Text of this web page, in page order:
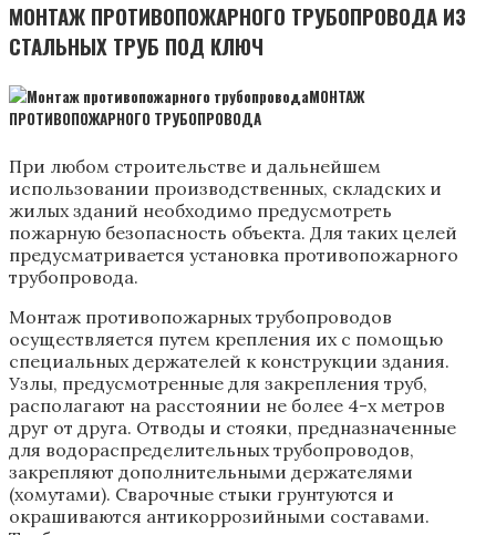
МОНТАЖ ПРОТИВОПОЖАРНОГО ТРУБОПРОВОДА ИЗ
СТАЛЬНЫХ ТРУБ ПОД КЛЮЧ
МОНТАЖ
ПРОТИВОПОЖАРНОГО ТРУБОПРОВОДА
При любом строительстве и дальнейшем
использовании производственных, складских и
жилых зданий необходимо предусмотреть
пожарную безопасность объекта. Для таких целей
предусматривается установка противопожарного
трубопровода.
Монтаж противопожарных трубопроводов
осуществляется путем крепления их с помощью
специальных держателей к конструкции здания.
Узлы, предусмотренные для закрепления труб,
располагают на расстоянии не более 4-х метров
друг от друга. Отводы и стояки, предназначенные
для водораспределительных трубопроводов,
закрепляют дополнительными держателями
(хомутами). Сварочные стыки грунтуются и
окрашиваются антикоррозийными составами.